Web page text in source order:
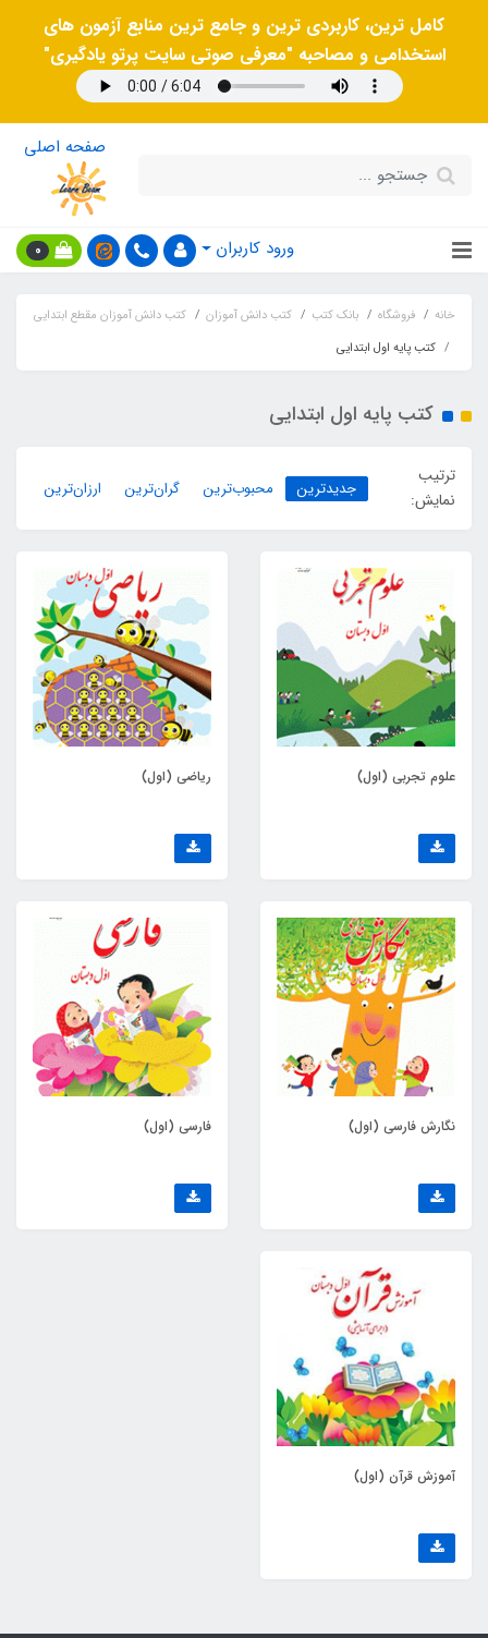
کامل ترین، کاربردی ترین و جامع ترین منابع آزمون های
استخدامی و مصاحبه "معرفی صوتی سایت پرتو یادگیری"
صفحه اصلی
ورود کاربران 0
خانه فروشگاه بانک کتب کتب دانش آموزان
کتب دانش آموزان مقطع ابتدایی
کتب پایه اول ابتدایی
کتب پایه اول ابتدایی
ترتیب
نمایش:
جدیدترین محبوب‌ترین گران‌ترین ارزان‌ترین
علوم تجربی (اول) ریاضی (اول)
نگارش فارسی (اول) فارسی (اول)
آموزش قرآن (اول)